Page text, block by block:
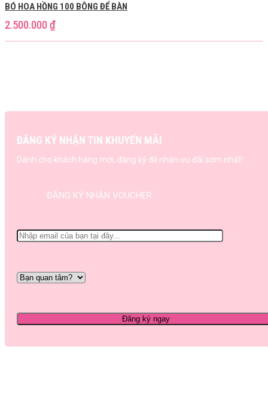
BÓ HOA HỒNG 100 BÔNG ĐỂ BÀN
2.500.000 ₫
ĐĂNG KÝ NHẬN TIN KHUYẾN MÃI
Dành cho khách hàng mới, đăng ký để nhận ưu đãi sớm nhất!
ĐĂNG KÝ NHẬN VOUCHER